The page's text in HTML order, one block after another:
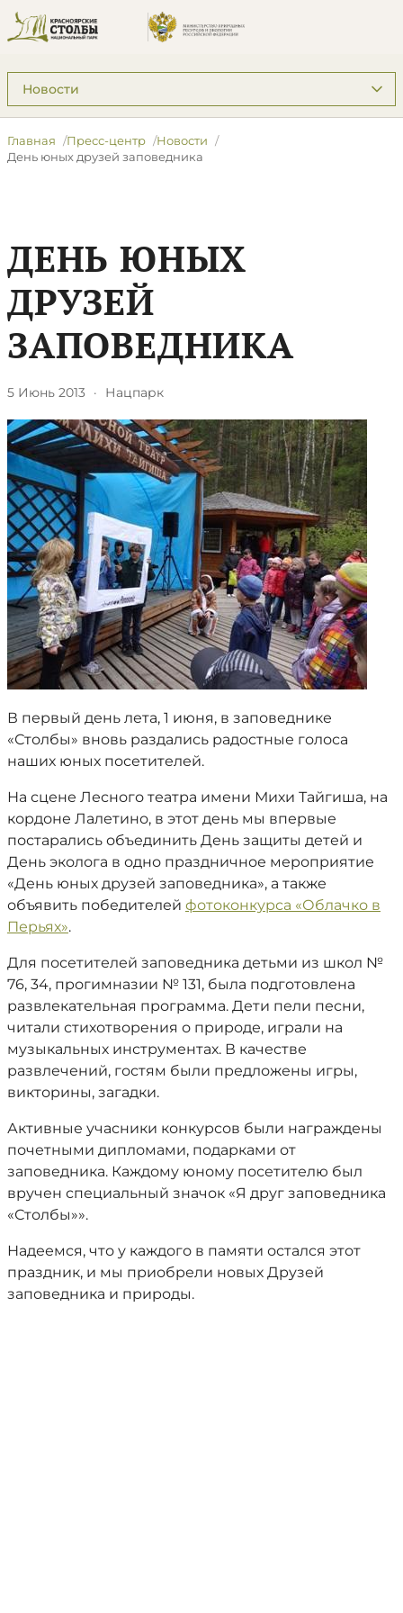
Подразделы: Пресс-центр
Главная Пресс-центр
Новости
День юных друзей заповедника
ДЕНЬ ЮНЫХ
ДРУЗЕЙ
ЗАПОВЕДНИКА
5 Июнь 2013 · Нацпарк
В первый день лета, 1 июня, в заповеднике
«Столбы» вновь раздались радостные голоса
наших юных посетителей.
На сцене Лесного театра имени Михи Тайгиша, на
кордоне Лалетино, в этот день мы впервые
постарались объединить День защиты детей и
День эколога в одно праздничное мероприятие
«День юных друзей заповедника», а также
объявить победителей фотоконкурса «Облачко в
Перьях».
Для посетителей заповедника детьми из школ №
76, 34, прогимназии № 131, была подготовлена
развлекательная программа. Дети пели песни,
читали стихотворения о природе, играли на
музыкальных инструментах. В качестве
развлечений, гостям были предложены игры,
викторины, загадки.
Активные учасники конкурсов были награждены
почетными дипломами, подарками от
заповедника. Каждому юному посетителю был
вручен специальный значок «Я друг заповедника
«Столбы»».
Надеемся, что у каждого в памяти остался этот
праздник, и мы приобрели новых Друзей
заповедника и природы.